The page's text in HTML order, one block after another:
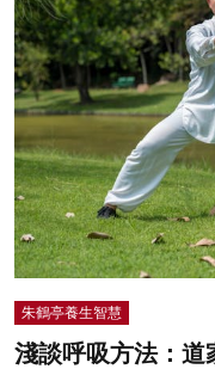
科技
影片
名家榜
灼見活動
關於我們
朱鶴亭養生智慧
淺談呼吸方法：道